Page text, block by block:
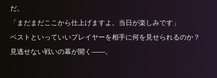
だ。
「まだまだここから仕上げますよ。当日が楽しみです」
ベストといっていいプレイヤーを相手に何を見せられるのか？
見逃せない戦いの幕が開く――。